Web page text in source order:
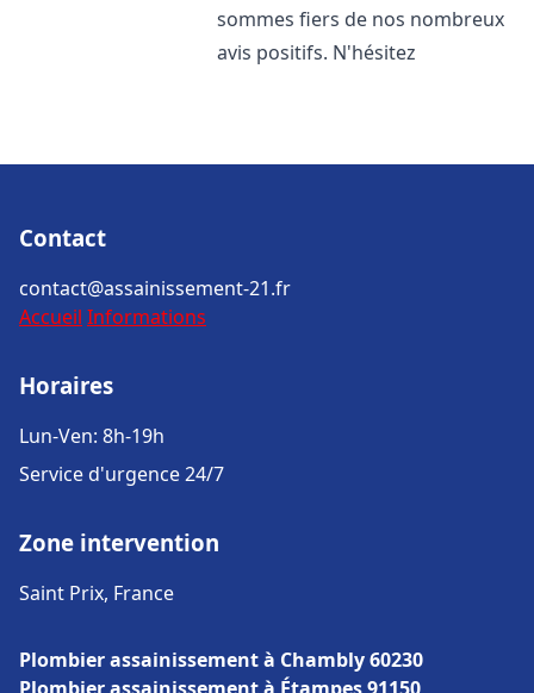
sommes fiers de nos nombreux
avis positifs. N'hésitez
Contact
contact@assainissement-21.fr
Accueil Informations
Horaires
Lun-Ven: 8h-19h
Service d'urgence 24/7
Zone intervention
Saint Prix, France
Plombier assainissement à Chambly 60230